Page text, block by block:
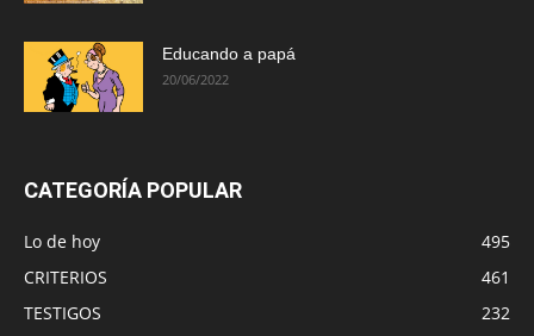
Educando a papá
20/06/2022
CATEGORÍA POPULAR
Lo de hoy
495
CRITERIOS
461
TESTIGOS
232